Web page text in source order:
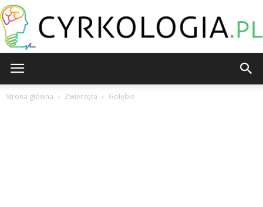
Strona główna Zwierzęta Gołębie